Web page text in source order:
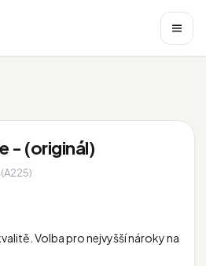
- (originál)
Volba pro nejvyšší nároky na